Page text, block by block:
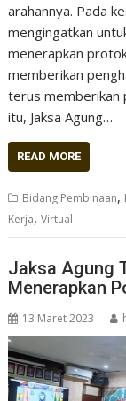
arahannya. Pada
mengingatkan
menerapkan
memberikan
terus memberikan
itu, Jaksa Agung…
READ MORE
Bidang Pembinaan,
Kerja,Virtual
Jaksa Agung
Menerapkan
13 Maret 2023